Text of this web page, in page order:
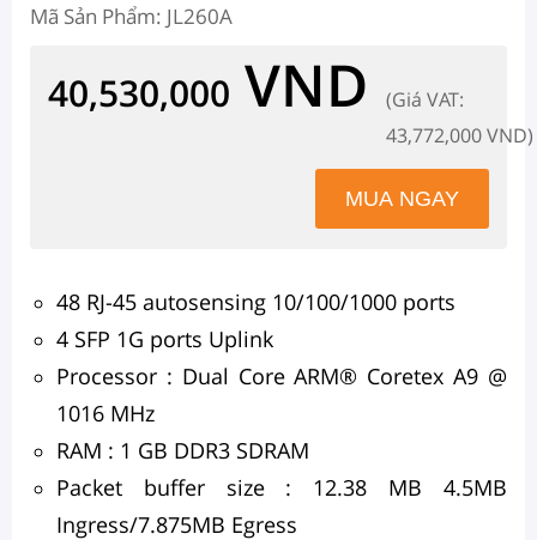
Mã Sản Phẩm: JL260A
40,530,000 VND
(Giá VAT:
43,772,000 VND)
48 RJ-45 autosensing 10/100/1000 ports
4 SFP 1G ports Uplink
Processor : Dual Core ARM® Coretex A9 @
1016 MHz
RAM : 1 GB DDR3 SDRAM
Packet buffer size : 12.38 MB 4.5MB
Ingress/7.875MB Egress